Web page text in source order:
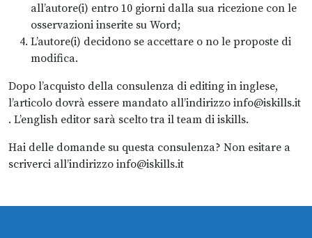
all’autore(i) entro 10 giorni dalla sua ricezione con le
osservazioni inserite su Word;
L’autore(i) decidono se accettare o no le proposte di
modifica.
Dopo l’acquisto della consulenza di editing in inglese,
l’articolo dovrà essere mandato all’indirizzo info@iskills.it
. L’english editor sarà scelto tra il team di iskills.
Hai delle domande su questa consulenza? Non esitare a
scriverci all’indirizzo info@iskills.it